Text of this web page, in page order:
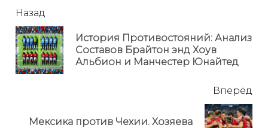
читать
еще
Назад
История Противостояний: Анализ
Составов Брайтон энд Хоув
Альбион и Манчестер Юнайтед
Вперёд
NextМексика против Чехии. Хозяева